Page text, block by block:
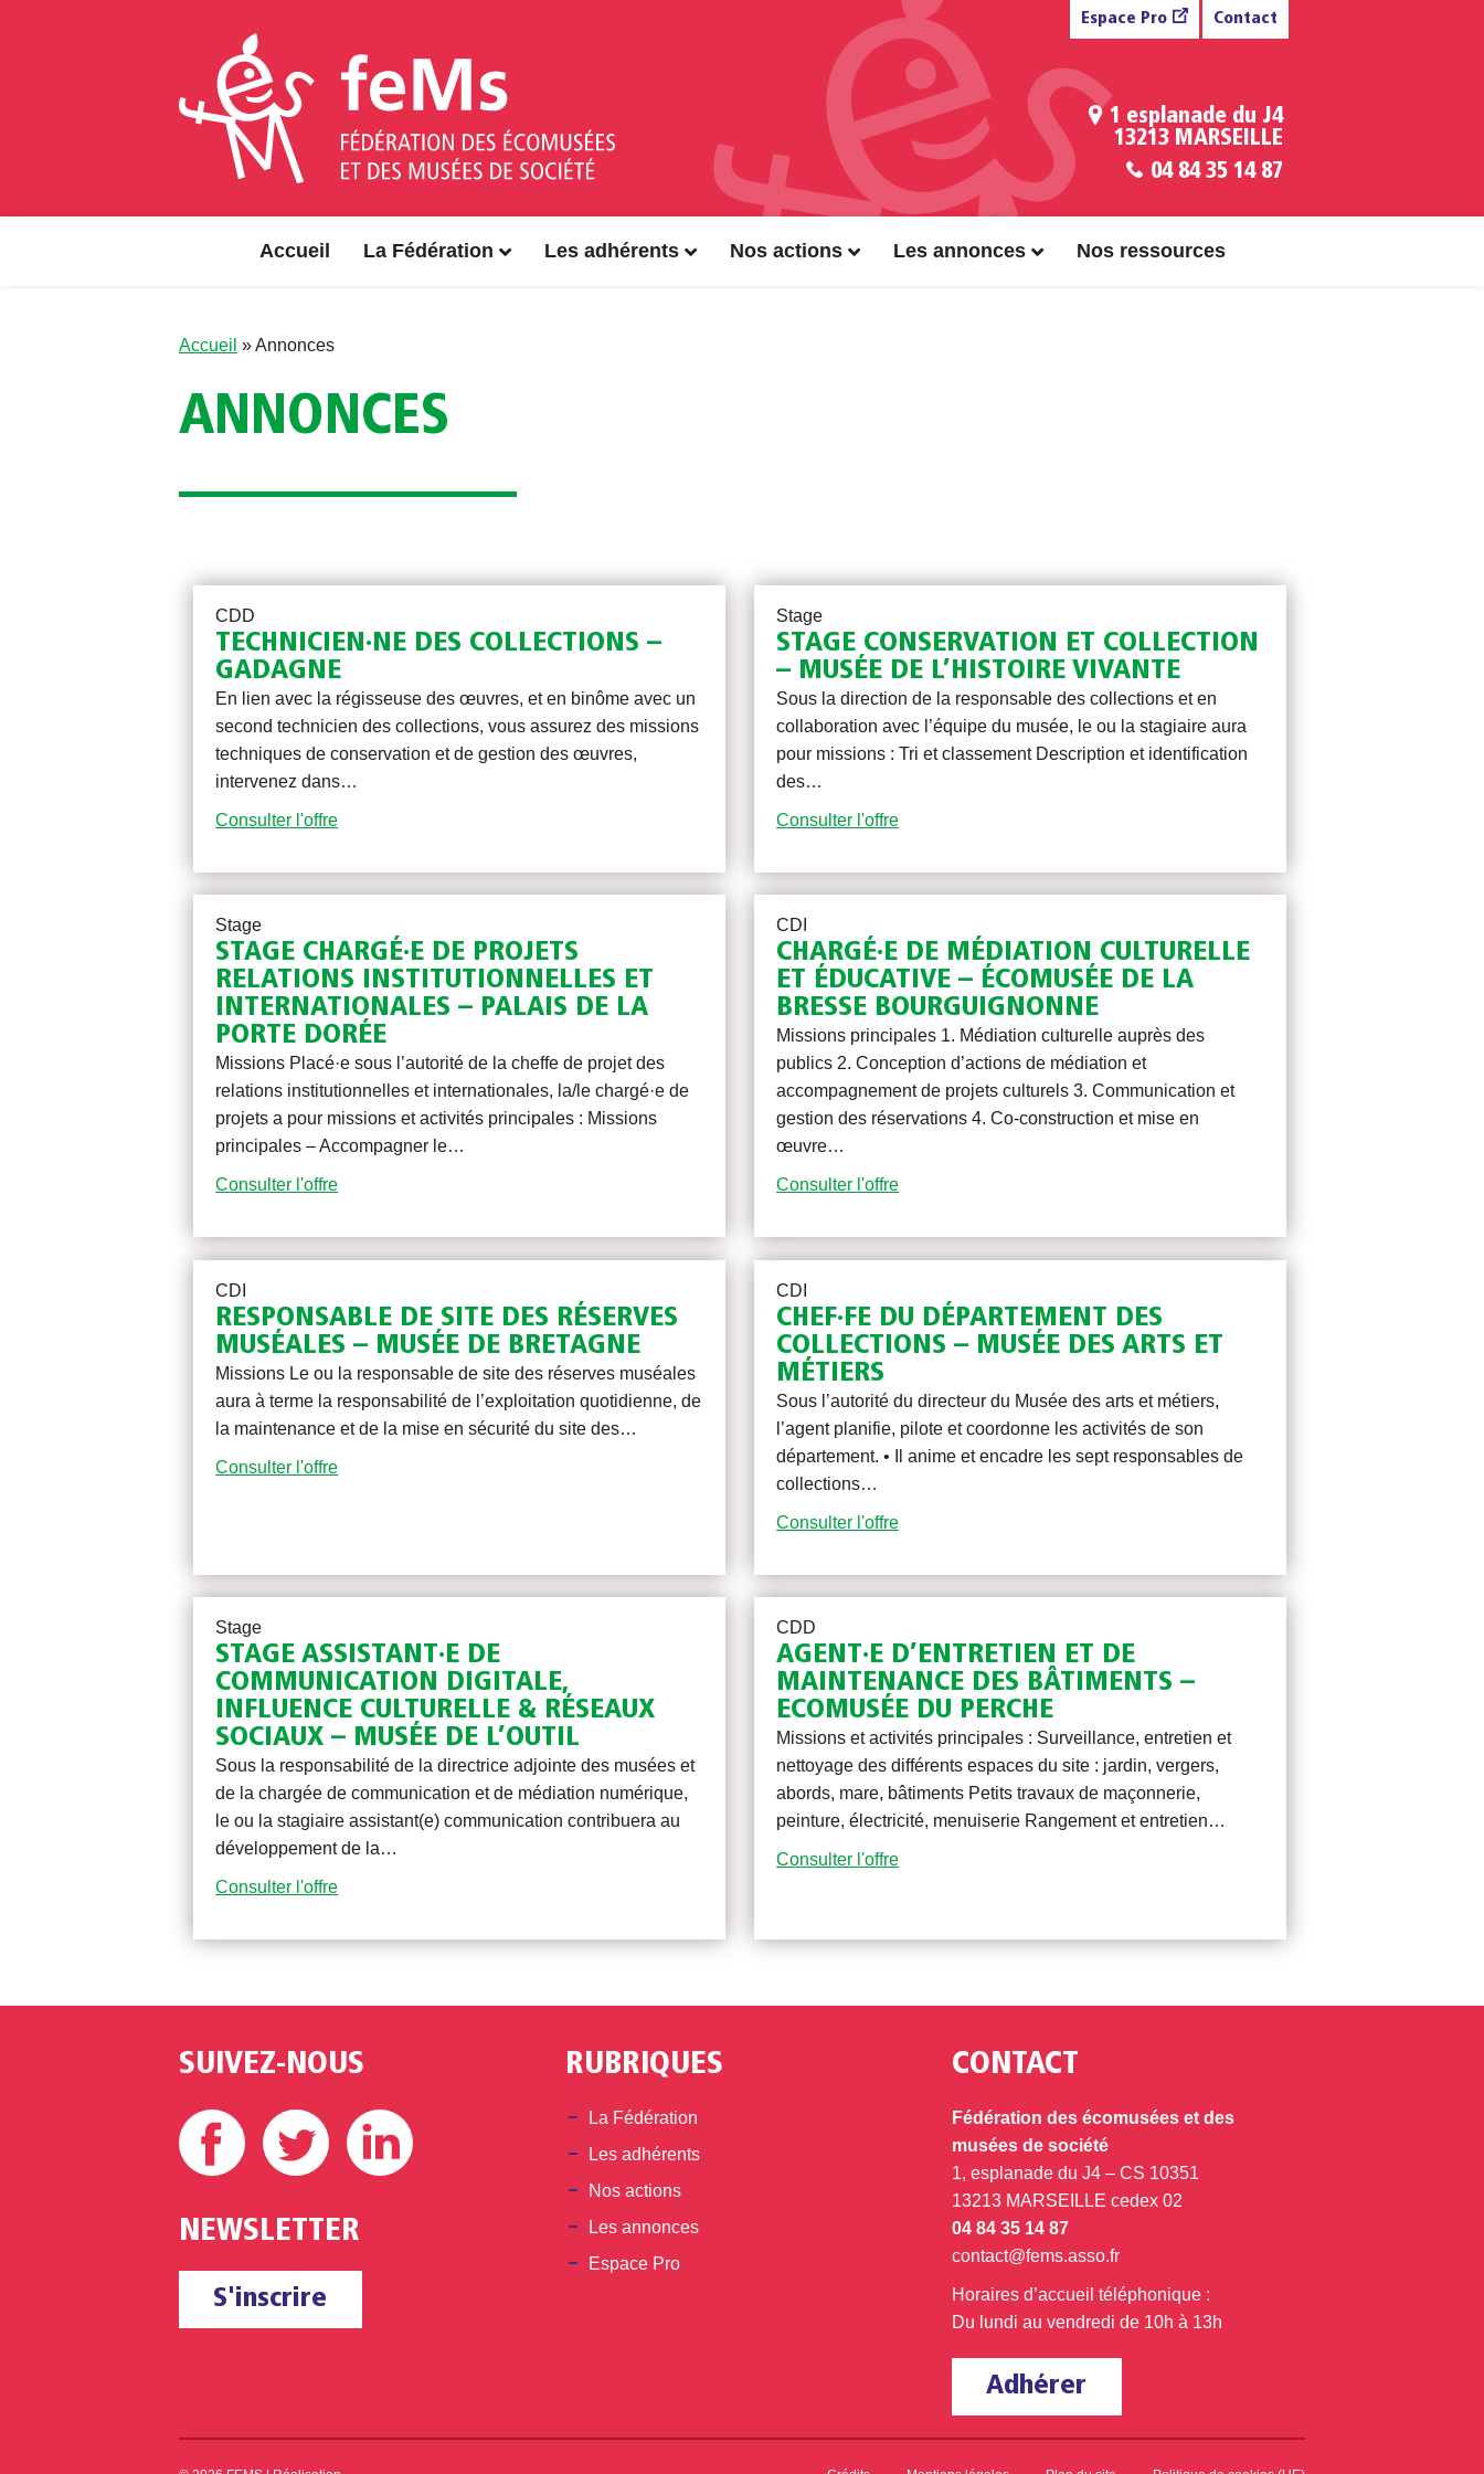
Espace Pro Contact
1 esplanade du J4
13213 MARSEILLE
04 84 35 14 87
Accueil La Fédération Les adhérents Nos actions Les annonces Nos ressources
Accueil »Annonces
ANNONCES
CDD
TECHNICIEN·NE DES COLLECTIONS –
GADAGNE
En lien avec la régisseuse des œuvres, et en binôme avec un
second technicien des collections, vous assurez des missions
techniques de conservation et de gestion des œuvres,
intervenez dans…
Consulter l'offre
Stage
STAGE CONSERVATION ET COLLECTION
– MUSÉE DE L’HISTOIRE VIVANTE
Sous la direction de la responsable des collections et en
collaboration avec l’équipe du musée, le ou la stagiaire aura
pour missions : Tri et classement Description et identification
des…
Consulter l'offre
Stage
STAGE CHARGÉ·E DE PROJETS
RELATIONS INSTITUTIONNELLES ET
INTERNATIONALES – PALAIS DE LA
PORTE DORÉE
Missions Placé·e sous l’autorité de la cheffe de projet des
relations institutionnelles et internationales, la/le chargé·e de
projets a pour missions et activités principales : Missions
principales – Accompagner le…
Consulter l'offre
CDI
CHARGÉ·E DE MÉDIATION CULTURELLE
ET ÉDUCATIVE – ÉCOMUSÉE DE LA
BRESSE BOURGUIGNONNE
Missions principales 1. Médiation culturelle auprès des
publics 2. Conception d’actions de médiation et
accompagnement de projets culturels 3. Communication et
gestion des réservations 4. Co-construction et mise en
œuvre…
Consulter l'offre
CDI
RESPONSABLE DE SITE DES RÉSERVES
MUSÉALES – MUSÉE DE BRETAGNE
Missions Le ou la responsable de site des réserves muséales
aura à terme la responsabilité de l’exploitation quotidienne, de
la maintenance et de la mise en sécurité du site des…
Consulter l'offre
CDI
CHEF·FE DU DÉPARTEMENT DES
COLLECTIONS – MUSÉE DES ARTS ET
MÉTIERS
Sous l’autorité du directeur du Musée des arts et métiers,
l’agent planifie, pilote et coordonne les activités de son
département. • Il anime et encadre les sept responsables de
collections…
Consulter l'offre
Stage
STAGE ASSISTANT·E DE
COMMUNICATION DIGITALE,
INFLUENCE CULTURELLE & RÉSEAUX
SOCIAUX – MUSÉE DE L’OUTIL
Sous la responsabilité de la directrice adjointe des musées et
de la chargée de communication et de médiation numérique,
le ou la stagiaire assistant(e) communication contribuera au
développement de la…
Consulter l'offre
CDD
AGENT·E D’ENTRETIEN ET DE
MAINTENANCE DES BÂTIMENTS –
ECOMUSÉE DU PERCHE
Missions et activités principales : Surveillance, entretien et
nettoyage des différents espaces du site : jardin, vergers,
abords, mare, bâtiments Petits travaux de maçonnerie,
peinture, électricité, menuiserie Rangement et entretien…
Consulter l'offre
SUIVEZ-NOUS
Facebook Twitter
NEWSLETTER
S'inscrire
RUBRIQUES
La Fédération
Les adhérents
Nos actions
Les annonces
Espace Pro
CONTACT
Fédération des écomusées et des
musées de société
1, esplanade du J4 – CS 10351
13213 MARSEILLE cedex 02
04 84 35 14 87
contact@fems.asso.fr
Horaires d’accueil téléphonique :
Du lundi au vendredi de 10h à 13h
Adhérer